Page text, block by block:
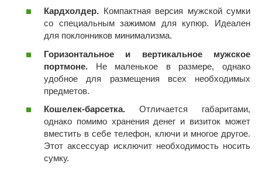
Кардхолдер. Компактная версия мужской сумки
со специальным зажимом для купюр. Идеален
для поклонников минимализма.
Горизонтальное и вертикальное мужское
портмоне. Не маленькое в размере, однако
удобное для размещения всех необходимых
предметов.
Кошелек-барсетка. Отличается габаритами,
однако помимо хранения денег и визиток может
вместить в себе телефон, ключи и многое другое.
Этот аксессуар исключит необходимость носить
сумку.